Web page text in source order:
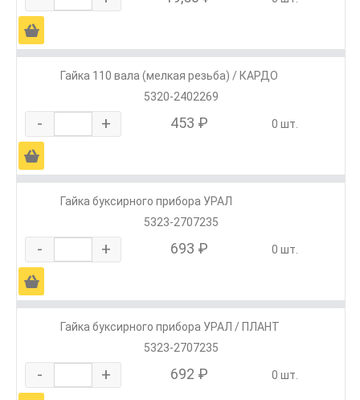
Ä
Гайка 110 вала (мелкая резьба) / КАРДО
5320-2402269
- + 453 ₽ 0 шт.
Ä
Гайка буксирного прибора УРАЛ
5323-2707235
- + 693 ₽ 0 шт.
Ä
Гайка буксирного прибора УРАЛ / ПЛАНТ
5323-2707235
- + 692 ₽ 0 шт.